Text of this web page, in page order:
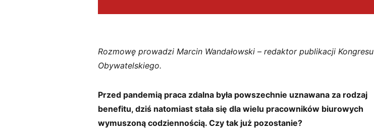
Rozmowę prowadzi Marcin Wandałowski – redaktor publikacji Kongresu
Obywatelskiego.
Przed pandemią praca zdalna była powszechnie uznawana za rodzaj
benefitu, dziś natomiast stała się dla wielu pracowników biurowych
wymuszoną codziennością. Czy tak już pozostanie?